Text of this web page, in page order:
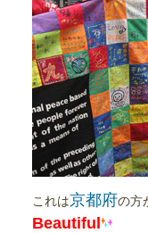
これは京都府の
Beautiful